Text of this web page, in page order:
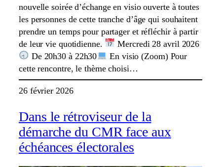
nouvelle soirée d’échange en visio ouverte à toutes
les personnes de cette tranche d’âge qui souhaitent
prendre un temps pour partager et réfléchir à partir
de leur vie quotidienne.
Mercredi 28 avril 2026
De 20h30 à 22h30
En visio (Zoom) Pour
cette rencontre, le thème choisi…
26 février 2026
Dans le rétroviseur de la
démarche du CMR face aux
échéances électorales